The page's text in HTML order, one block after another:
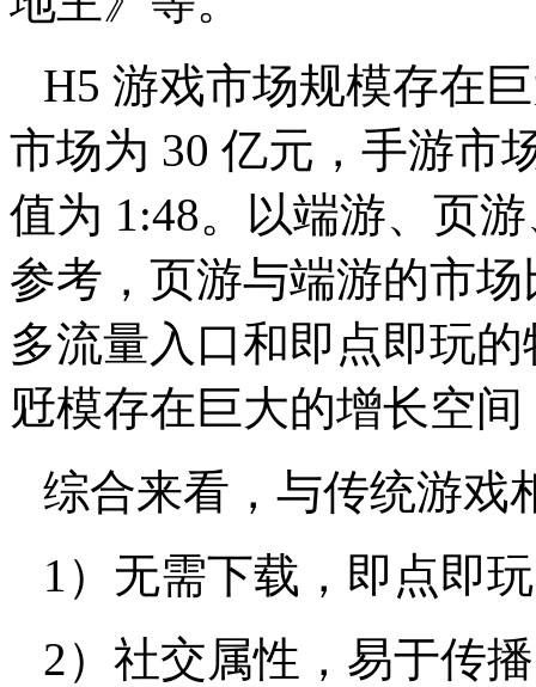
H5 游戏市场规模存在
市场为 30 亿元，手游市
值为 1:48。以端游、页
参考，页游与端游的市
多流量入口和即点即玩
觃模存在巨大的增长空
综合来看，与传统游戏
1 ）无需下载，即点即
2）社交属性，易于传